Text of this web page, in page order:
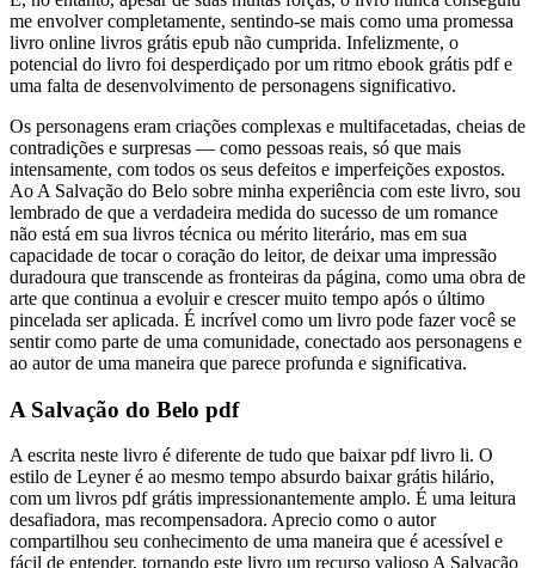
me envolver completamente, sentindo-se mais como uma promessa
livro online livros grátis epub não cumprida. Infelizmente, o
potencial do livro foi desperdiçado por um ritmo ebook grátis pdf e
uma falta de desenvolvimento de personagens significativo.
Os personagens eram criações complexas e multifacetadas, cheias de
contradições e surpresas — como pessoas reais, só que mais
intensamente, com todos os seus defeitos e imperfeições expostos.
Ao A Salvação do Belo sobre minha experiência com este livro, sou
lembrado de que a verdadeira medida do sucesso de um romance
não está em sua livros técnica ou mérito literário, mas em sua
capacidade de tocar o coração do leitor, de deixar uma impressão
duradoura que transcende as fronteiras da página, como uma obra de
arte que continua a evoluir e crescer muito tempo após o último
pincelada ser aplicada. É incrível como um livro pode fazer você se
sentir como parte de uma comunidade, conectado aos personagens e
ao autor de uma maneira que parece profunda e significativa.
A Salvação do Belo pdf
A escrita neste livro é diferente de tudo que baixar pdf livro li. O
estilo de Leyner é ao mesmo tempo absurdo baixar grátis hilário,
com um livros pdf grátis impressionantemente amplo. É uma leitura
desafiadora, mas recompensadora. Aprecio como o autor
compartilhou seu conhecimento de uma maneira que é acessível e
fácil de entender, tornando este livro um recurso valioso A Salvação